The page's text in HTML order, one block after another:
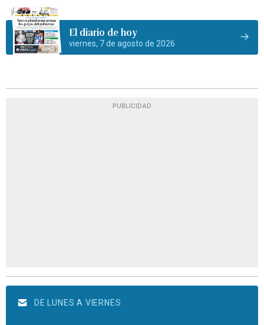
El diario de hoy
viernes, 7 de agosto de 2026
PUBLICIDAD
DE LUNES A VIERNES